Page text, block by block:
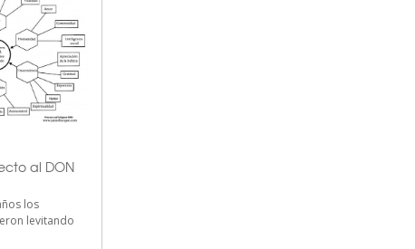
al DON
los
levitando